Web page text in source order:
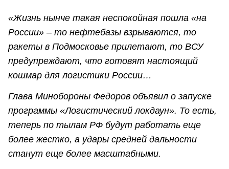
«Жизнь нынче такая неспокойная пошла «на
России» – то нефтебазы взрываются, то
ракеты в Подмосковье прилетают, то ВСУ
предупреждают, что готовят настоящий
кошмар для логистики России…
Глава Минобороны Федоров объявил о запуске
программы «Логистический локдаун». То есть,
теперь по тылам РФ будут работать еще
более жестко, а удары средней дальности
станут еще более масштабными.